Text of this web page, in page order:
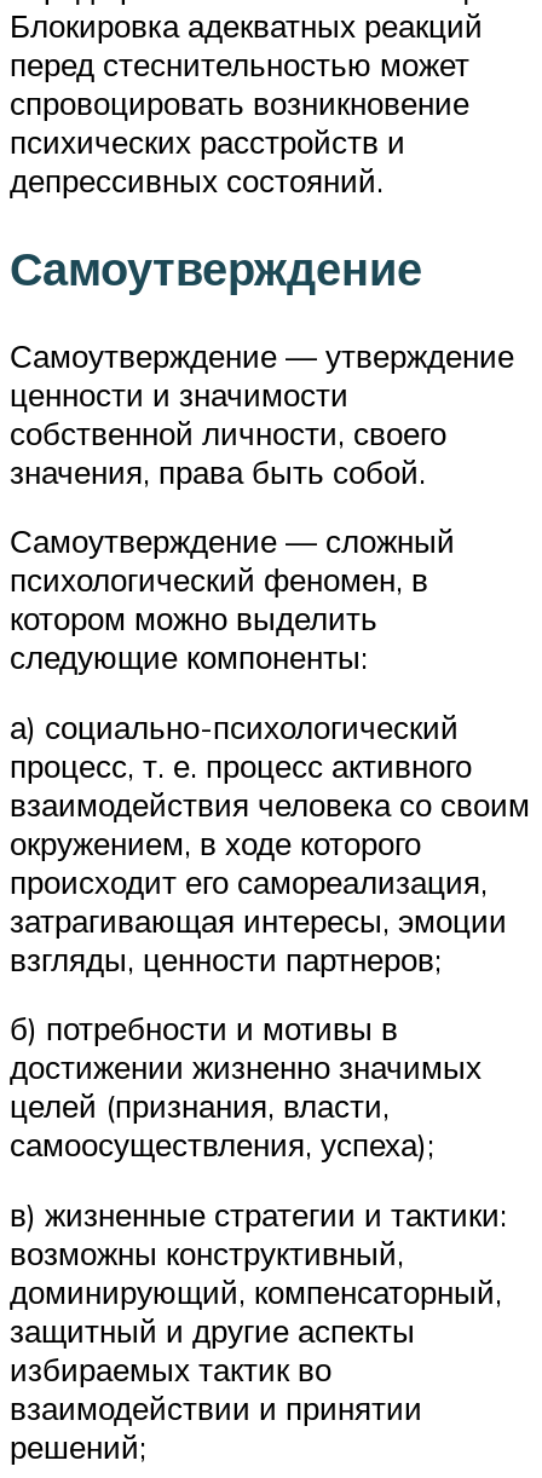
Блокировка адекватных реакций
перед стеснительностью может
спровоцировать возникновение
психических расстройств и
депрессивных состояний.
Самоутверждение
Самоутверждение — утверждение
ценности и значимости
собственной личности, своего
значения, права быть собой.
Самоутверждение — сложный
психологический феномен, в
котором можно выделить
следующие компоненты:
а) социально-психологический
процесс, т. е. процесс активного
взаимодействия человека со своим
окружением, в ходе которого
происходит его самореализация,
затрагивающая интересы, эмоции
взгляды, ценности партнеров;
б) потребности и мотивы в
достижении жизненно значимых
целей (признания, власти,
самоосуществления, успеха);
в) жизненные стратегии и тактики:
возможны конструктивный,
доминирующий, компенсаторный,
защитный и другие аспекты
избираемых тактик во
взаимодействии и принятии
решений;